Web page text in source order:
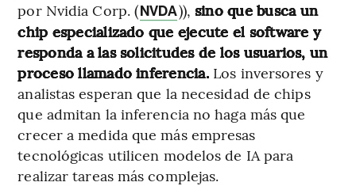
por Nvidia Corp. (NVDA)),sino que busca un
chip especializado que ejecute el software y
responda a las solicitudes de los usuarios, un
proceso llamado inferencia. Los inversores y
analistas esperan que la necesidad de chips
que admitan la inferencia no haga más que
crecer a medida que más empresas
tecnológicas utilicen modelos de IA para
realizar tareas más complejas.